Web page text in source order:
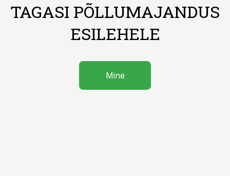
TAGASI PÕLLUMAJANDUS
ESILEHELE
Mine